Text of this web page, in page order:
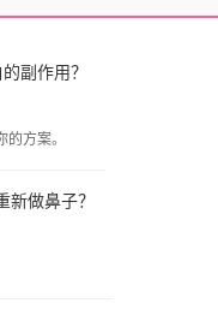
副作用？
方案。
做鼻子？